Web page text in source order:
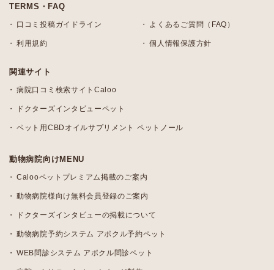
TERMS・FAQ
口コミ投稿ガイドライン よくあるご質問（FAQ）
利用規約 個人情報保護方針
関連サイト
病院口コミ検索サイトCaloo
ドクターズインタビューペット
ペット用CBDオイルサプリメント ペットノール
動物病院向けMENU
Calooペットプレミアム掲載のご案内
動物病院様向け無料会員登録のご案内
ドクターズインタビューの掲載について
動物病院予約システム アポクル予約ペット
WEB問診システム アポクル問診ペット